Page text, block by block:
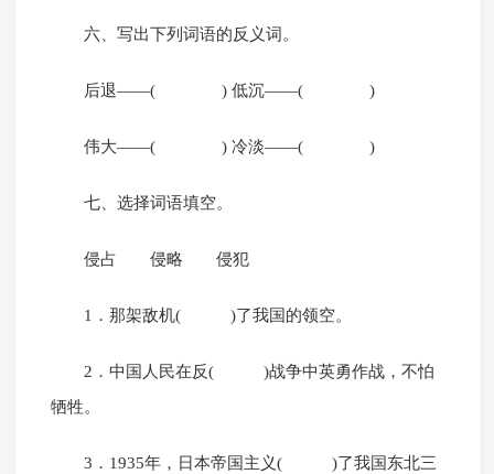
六、写出下列词语的反义词。
后退——( ) 低沉——( )
伟大——( ) 冷淡——( )
七、选择词语填空。
侵占 侵略 侵犯
1．那架敌机( )了我国的领空。
2．中国人民在反( )战争中英勇作战，不怕
牺牲。
3．1935年，日本帝国主义( )了我国东北三